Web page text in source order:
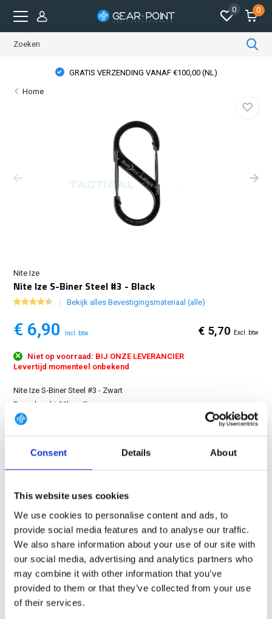
Consent Details About
This website uses cookies
We use cookies to personalise content and ads, to
provide social media features and to analyse our traffic.
We also share information about your use of our site with
our social media, advertising and analytics partners who
may combine it with other information that you’ve
provided to them or that they’ve collected from your use
of their services.
0 0
GRATIS VERZENDING VANAF €100,00 (NL)
Home
Nite Ize
Nite Ize S-Biner Steel #3 - Black
Bekijk alles Bevestigingsmateriaal (alle)
€ 6,90 Incl. btw € 5,70 Excl. btw
Niet op voorraad: BIJ ONZE LEVERANCIER
Levertijd momenteel onbekend
Nite Ize S-Biner Steel #3 - Zwart
Draagkracht 11kg...Toon meer
14 DAGEN RETOURTERMIJN
350m2 FYSIEKE WINKEL
Productomschrijving
Specificaties